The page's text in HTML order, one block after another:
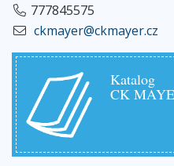
777845575
ckmayer@ckmayer.cz
Katalog
CK